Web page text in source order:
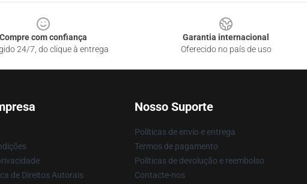
Compre com confiança
24/7, do clique à entrega
Garantia internacional
Oferecido no país de uso
de Direitos Autorais
Nosso Suporte
Políticas de envio e entrega
Termos de pagamento
Políticas de devolução e reembolso
Contacte-nos